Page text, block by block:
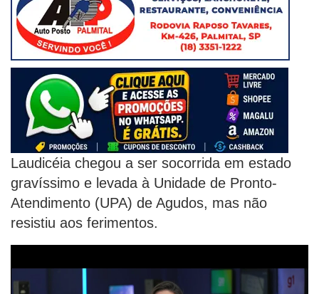
Laudicéia chegou a ser socorrida em estado
gravíssimo e levada à Unidade de Pronto-
Atendimento (UPA) de Agudos, mas não
resistiu aos ferimentos.